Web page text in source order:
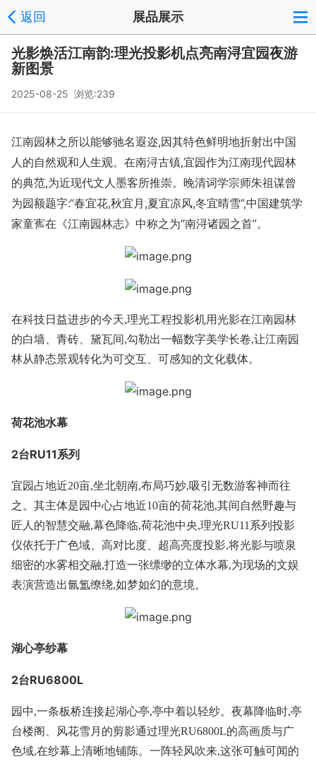
返回 展品展示
光影焕活江南韵:理光投影机点亮南浔宜园夜游
新图景
2025-08-25 浏览:239
江南园林之所以能够驰名遐迩,因其特色鲜明地折射出中国
人的自然观和人生观。在南浔古镇,宜园作为江南现代园林
的典范,为近现代文人墨客所推崇。晚清词学宗师朱祖谋曾
为园额题字:“春宜花,秋宜月,夏宜凉风,冬宜晴雪”,中国建筑学
家童寯在《江南园林志》中称之为“南浔诸园之首”。
在科技日益进步的今天,理光工程投影机用光影在江南园林
的白墙、青砖、黛瓦间,勾勒出一幅数字美学长卷,让江南园
林从静态景观转化为可交互、可感知的文化载体。
荷花池水幕
2台RU11系列
宜园占地近20亩,坐北朝南,布局巧妙,吸引无数游客神而往
之。其主体是园中心占地近10亩的荷花池,其间自然野趣与
匠人的智慧交融,幕色降临,荷花池中央,理光RU11系列投影
仪依托于广色域、高对比度、超高亮度投影,将光影与喷泉
细密的水雾相交融,打造一张缥缈的立体水幕,为现场的文娱
表演营造出氤氲缭绕,如梦如幻的意境。
湖心亭纱幕
2台RU6800L
园中,一条板桥连接起湖心亭,亭中着以轻纱。夜幕降临时,亭
台楼阁、风花雪月的剪影通过理光RU6800L的高画质与广
色域,在纱幕上清晰地铺陈。一阵轻风吹来,这张可触可闻的